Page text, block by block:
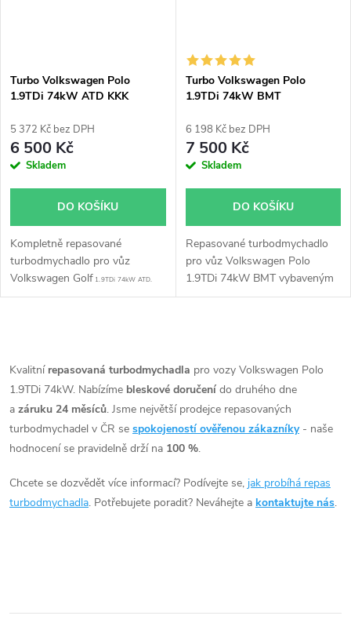
Turbo Volkswagen Polo
1.9TDi 74kW ATD KKK
5 372 Kč bez DPH
6 500 Kč
Skladem
DO KOŠÍKU
Kompletně repasované
turbodmychadlo pro vůz
Volkswagen Golf 1.9TDi 74kW ATD.
Turbo Volkswagen Polo
1.9TDi 74kW BMT
54399700067 54399700029
6 198 Kč bez DPH
7 500 Kč
Skladem
DO KOŠÍKU
Repasované turbodmychadlo
pro vůz Volkswagen Polo
1.9TDi 74kW BMT vybaveným
filtrem pevných částic(DPF).
v
l
á
a
Kvalitní repasovaná turbodmychadla pro vozy Volkswagen Polo
1.9TDi 74kW. Nabízíme bleskové doručení do druhého dne
a záruku 24 měsíců. Jsme největší prodejce repasovaných
turbodmychadel v ČR se spokojeností ověřenou zákazníky - naše
hodnocení se pravidelně drží na 100 %.
Chcete se dozvědět více informací? Podívejte se, jak probíhá repas
turbodmychadla. Potřebujete poradit? Neváhejte a kontaktujte nás.